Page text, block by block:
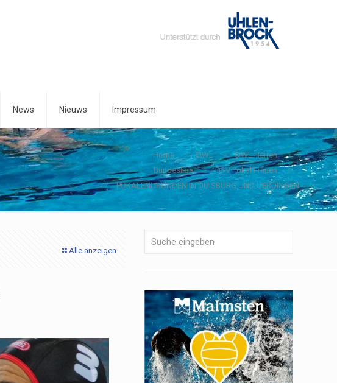
News Nieuws Impressum
Home DWL
DWL Herren
Bundesliga
DSV Pokal Frauen
POKALENDRUNDEN IN DUISBURG UND UERDINGEN
Alle anzeigen